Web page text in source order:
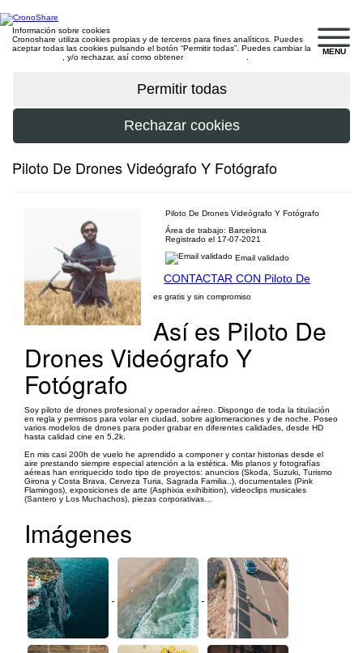
MENU
Información sobre cookies
Cronoshare utiliza cookies propias y de terceros para fines analíticos. Puedes
aceptar todas las cookies pulsando el botón “Permitir todas”. Puedes cambiar la
, y/o rechazar, así como obtener
Piloto De Drones Videógrafo Y Fotógrafo
Piloto De Drones Videógrafo Y Fotógrafo
Área de trabajo: Barcelona
Registrado el 17-07-2021
Email validado
CONTACTAR CON Piloto De
es gratis y sin compromiso
Así es Piloto De
Drones Videógrafo Y
Fotógrafo
Soy piloto de drones profesional y operador aéreo. Dispongo de toda la titulación
en regla y permisos para volar en ciudad, sobre aglomeraciones y de noche. Poseo
varios modelos de drones para poder grabar en diferentes calidades, desde HD
hasta calidad cine en 5,2k.
En mis casi 200h de vuelo he aprendido a componer y contar historias desde el
aire prestando siempre especial atención a la estética. Mis planos y fotografías
aéreas han enriquecido todo tipo de proyectos: anuncios (Skoda, Suzuki, Turismo
Girona y Costa Brava, Cerveza Turia, Sagrada Familia..), documentales (Pink
Flamingos), exposiciones de arte (Asphixia exihibition), videoclips musicales
(Santero y Los Muchachos), piezas corporativas…
Imágenes